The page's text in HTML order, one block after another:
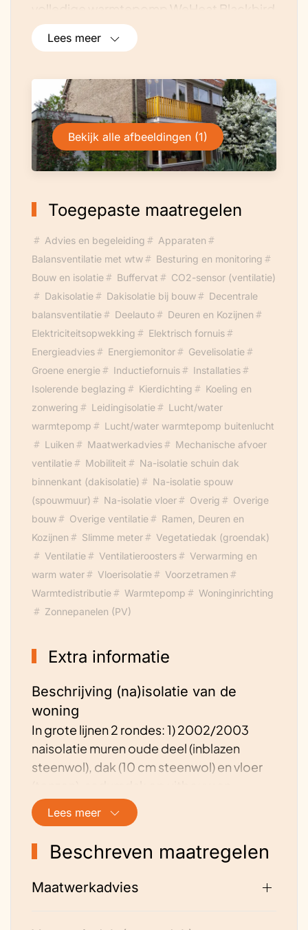
volledige warmtepomp WeHeat Blackbird
met boiler. Vanaf september 2026 ook 5
kWh-batterij.
Lees meer
Bekijk alle afbeeldingen (1)
Toegepaste maatregelen
Advies en begeleiding
Apparaten
Balansventilatie met wtw
Besturing en monitoring
Bouw en isolatie
Buffervat
CO2-sensor (ventilatie)
Dakisolatie
Dakisolatie bij bouw
Decentrale
balansventilatie
Deelauto
Deuren en Kozijnen
Elektriciteitsopwekking
Elektrisch fornuis
Energieadvies
Energiemonitor
Gevelisolatie
Groene energie
Inductiefornuis
Installaties
Isolerende beglazing
Kierdichting
Koeling en
zonwering
Leidingisolatie
Lucht/water
warmtepomp
Lucht/water warmtepomp buitenlucht
Luiken
Maatwerkadvies
Mechanische afvoer
ventilatie
Mobiliteit
Na-isolatie schuin dak
binnenkant (dakisolatie)
Na-isolatie spouw
(spouwmuur)
Na-isolatie vloer Overig
Overige
bouw
Overige ventilatie
Ramen, Deuren en
Kozijnen
Slimme meter
Vegetatiedak (groendak)
Ventilatie
Ventilatieroosters
Verwarming en
warm water
Vloerisolatie
Voorzetramen
Warmtedistributie
Warmtepomp
Woninginrichting
Zonnepanelen (PV)
Extra informatie
Beschrijving (na)isolatie van de
woning
In grote lijnen 2 rondes: 1) 2002/2003
naisolatie muren oude deel (inblazen
steenwol), dak (10 cm steenwol) en vloer
garage; rolluiken zonzijde beneden 2) 2017
aanvulling isolatie (spouw hoofdgebouw
met inblazen steenwol, uitbouw met soort
pur naast aanwezige piepschuimplaten,
vloer met bodemfolie en isobooster T3 –
Tonzon was ernstig beschadigd door
Lees meer
Beschreven maatregelen
Maatwerkadvies